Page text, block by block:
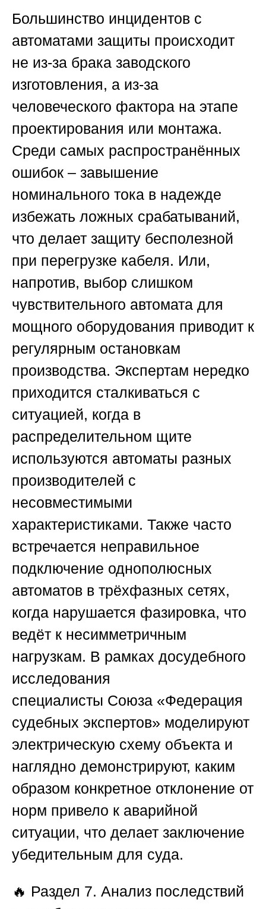
Большинство инцидентов с
автоматами защиты происходит
не из-за брака заводского
изготовления, а из-за
человеческого фактора на этапе
проектирования или монтажа.
Среди самых распространённых
ошибок – завышение
номинального тока в надежде
избежать ложных срабатываний,
что делает защиту бесполезной
при перегрузке кабеля. Или,
напротив, выбор слишком
чувствительного автомата для
мощного оборудования приводит к
регулярным остановкам
производства. Экспертам нередко
приходится сталкиваться с
ситуацией, когда в
распределительном щите
используются автоматы разных
производителей с
несовместимыми
характеристиками. Также часто
встречается неправильное
подключение однополюсных
автоматов в трёхфазных сетях,
когда нарушается фазировка, что
ведёт к несимметричным
нагрузкам. В рамках досудебного
исследования
специалисты Союза «Федерация
судебных экспертов» моделируют
электрическую схему объекта и
наглядно демонстрируют, каким
образом конкретное отклонение от
норм привело к аварийной
ситуации, что делает заключение
убедительным для суда.
🔥 Раздел 7. Анализ последствий